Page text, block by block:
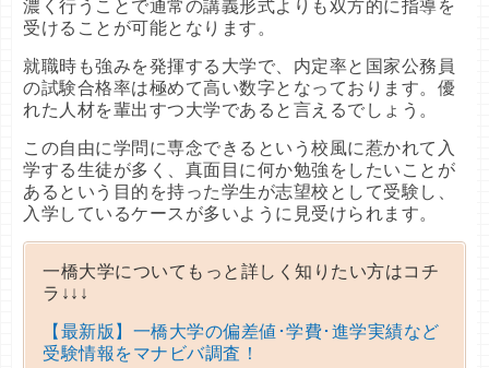
濃く行うことで通常の講義形式よりも双方的に指導を
受けることが可能となります。
就職時も強みを発揮する大学で、内定率と国家公務員
の試験合格率は極めて高い数字となっております。優
れた人材を輩出すつ大学であると言えるでしょう。
この自由に学問に専念できるという校風に惹かれて入
学する生徒が多く、真面目に何か勉強をしたいことが
あるという目的を持った学生が志望校として受験し、
入学しているケースが多いように見受けられます。
一橋大学についてもっと詳しく知りたい方はコチ
ラ↓↓↓
【最新版】一橋大学の偏差値･学費･進学実績など
受験情報をマナビバ調査！